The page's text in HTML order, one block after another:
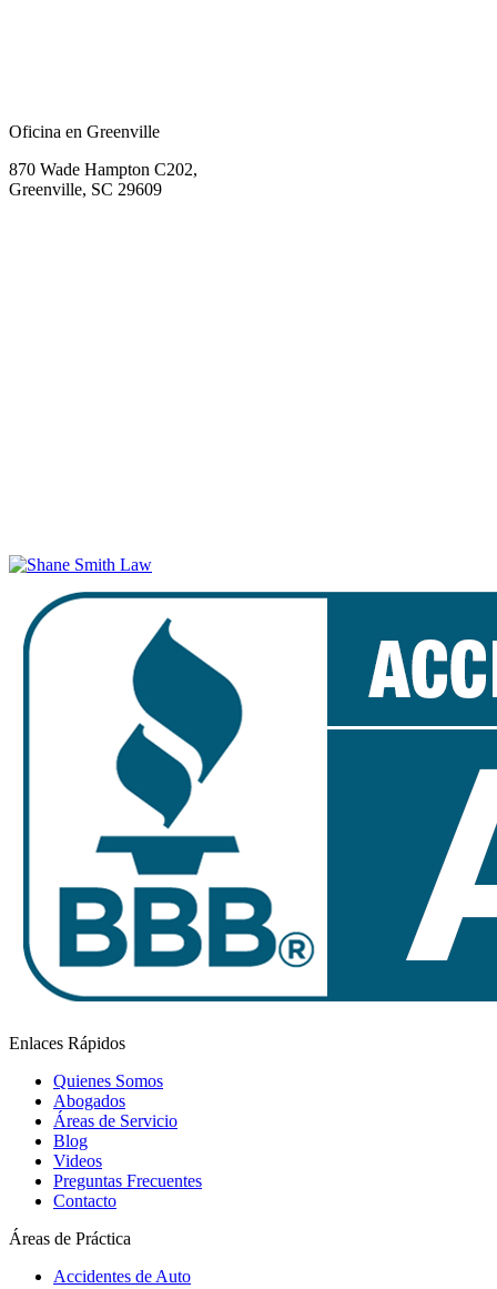
Oficina en Greenville
870 Wade Hampton C202,
Greenville, SC 29609
Enlaces Rápidos
Quienes Somos
Abogados
Áreas de Servicio
Blog
Videos
Preguntas Frecuentes
Contacto
Áreas de Práctica
Accidentes de Auto